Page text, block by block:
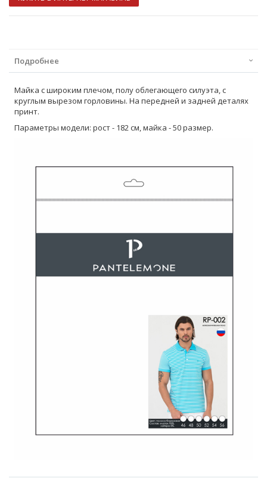
Подробнее
Майка с широким плечом, полу облегающего силуэта, с
круглым вырезом горловины. На передней и задней деталях
принт.
Параметры модели: рост - 182 см, майка - 50 размер.